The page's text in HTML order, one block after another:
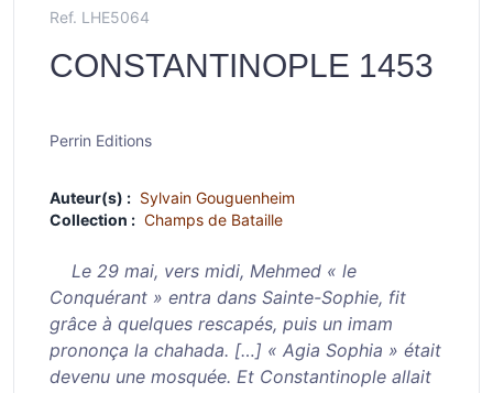
Ref. LHE5064
CONSTANTINOPLE 1453
Perrin Editions
Auteur(s) : Sylvain Gouguenheim
Collection : Champs de Bataille
Le 29 mai, vers midi, Mehmed « le
Conquérant » entra dans Sainte-Sophie, fit
grâce à quelques rescapés, puis un imam
prononça la chahada. […] « Agia Sophia » était
devenu une mosquée. Et Constantinople allait